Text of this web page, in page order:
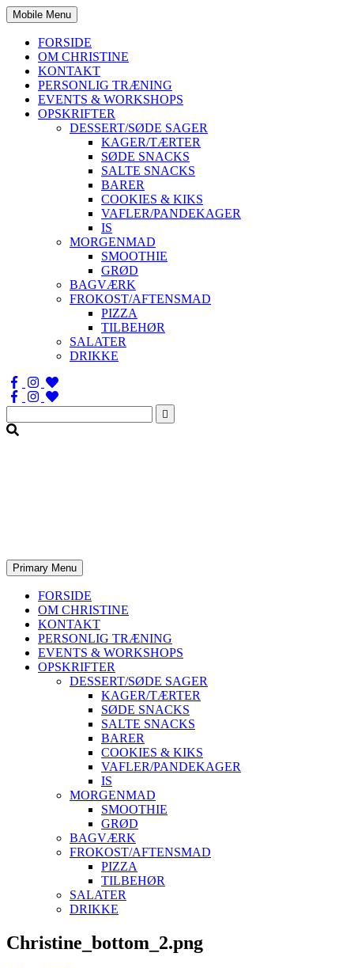
Mobile Menu
FORSIDE
OM CHRISTINE
KONTAKT
PERSONLIG TRÆNING
EVENTS & WORKSHOPS
OPSKRIFTER
DESSERT/SØDE SAGER
KAGER/TÆRTER
SØDE SNACKS
SALTE SNACKS
BARER
COOKIES & KIKS
VAFLER/PANDEKAGER
IS
MORGENMAD
SMOOTHIE
GRØD
BAGVÆRK
FROKOST/AFTENSMAD
PIZZA
TILBEHØR
SALATER
DRIKKE
Søg
efter:
Primary Menu
FORSIDE
OM CHRISTINE
KONTAKT
PERSONLIG TRÆNING
EVENTS & WORKSHOPS
OPSKRIFTER
DESSERT/SØDE SAGER
KAGER/TÆRTER
SØDE SNACKS
SALTE SNACKS
BARER
COOKIES & KIKS
VAFLER/PANDEKAGER
IS
MORGENMAD
SMOOTHIE
GRØD
BAGVÆRK
FROKOST/AFTENSMAD
PIZZA
TILBEHØR
SALATER
DRIKKE
Skip
to
Christine_bottom_2.png